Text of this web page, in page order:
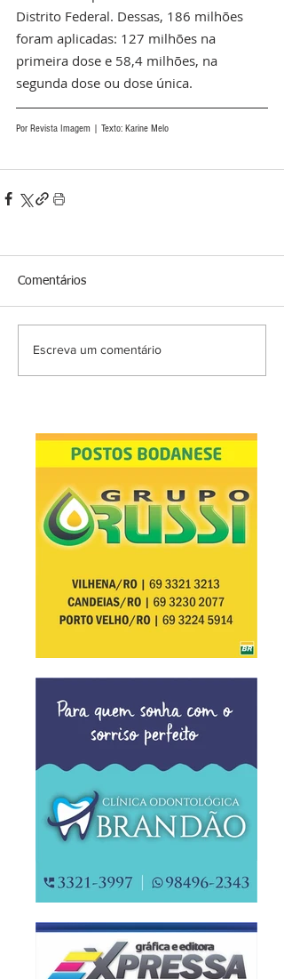
Distrito Federal. Dessas, 186 milhões
foram aplicadas: 127 milhões na
primeira dose e 58,4 milhões, na
segunda dose ou dose única.
Por Revista Imagem | Texto: Karine Melo
Comentários
Escreva um comentário